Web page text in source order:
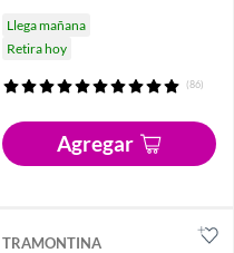
Llega mañana
Retira hoy
(86)
Agregar
TRAMONTINA